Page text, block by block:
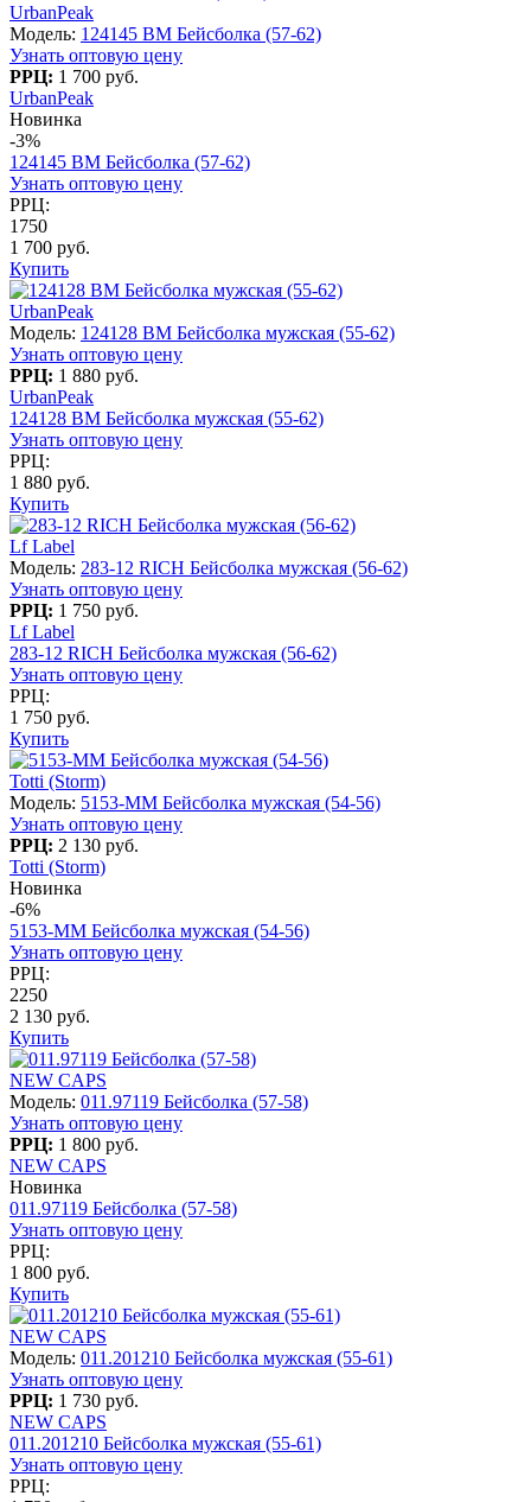
UrbanPeak
Модель: 124145 BM Бейсболка (57-62)
Узнать оптовую цену
РРЦ: 1 700 руб.
UrbanPeak
Новинка
-3%
124145 BM Бейсболка (57-62)
Узнать оптовую цену
РРЦ:
1750
1 700 руб.
Купить
UrbanPeak
Модель: 124128 BM Бейсболка мужская (55-62)
Узнать оптовую цену
РРЦ: 1 880 руб.
UrbanPeak
124128 BM Бейсболка мужская (55-62)
Узнать оптовую цену
РРЦ:
1 880 руб.
Купить
Lf Label
Модель: 283-12 RICH Бейсболка мужская (56-62)
Узнать оптовую цену
РРЦ: 1 750 руб.
Lf Label
283-12 RICH Бейсболка мужская (56-62)
Узнать оптовую цену
РРЦ:
1 750 руб.
Купить
Totti (Storm)
Модель: 5153-MM Бейсболка мужская (54-56)
Узнать оптовую цену
РРЦ: 2 130 руб.
Totti (Storm)
Новинка
-6%
5153-MM Бейсболка мужская (54-56)
Узнать оптовую цену
РРЦ:
2250
2 130 руб.
Купить
NEW CAPS
Модель: 011.97119 Бейсболка (57-58)
Узнать оптовую цену
РРЦ: 1 800 руб.
NEW CAPS
Новинка
011.97119 Бейсболка (57-58)
Узнать оптовую цену
РРЦ:
1 800 руб.
Купить
NEW CAPS
Модель: 011.201210 Бейсболка мужская (55-61)
Узнать оптовую цену
РРЦ: 1 730 руб.
NEW CAPS
011.201210 Бейсболка мужская (55-61)
Узнать оптовую цену
РРЦ: